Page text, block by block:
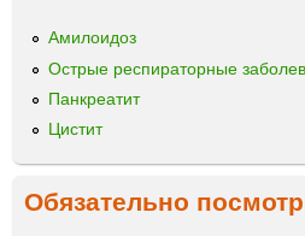
Амилоидоз
Острые респираторные
Панкреатит
Цистит
Обязательно